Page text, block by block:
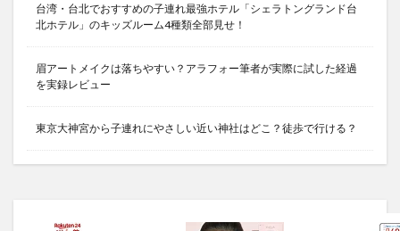
台湾・台北でおすすめの子連れ最強ホテル「シェラトングランド台
北ホテル」のキッズルーム4種類全部見せ！
眉アートメイクは落ちやすい？アラフォー筆者が実際に試した経過
を実録レビュー
東京大神宮から子連れにやさしい近い神社はどこ？徒歩で行ける？